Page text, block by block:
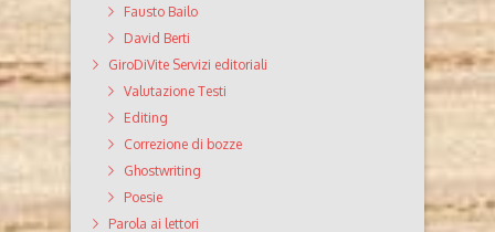
Fausto Bailo
David Berti
GiroDiVite Servizi editoriali
Valutazione Testi
Editing
Correzione di bozze
Ghostwriting
Poesie
Parola ai lettori